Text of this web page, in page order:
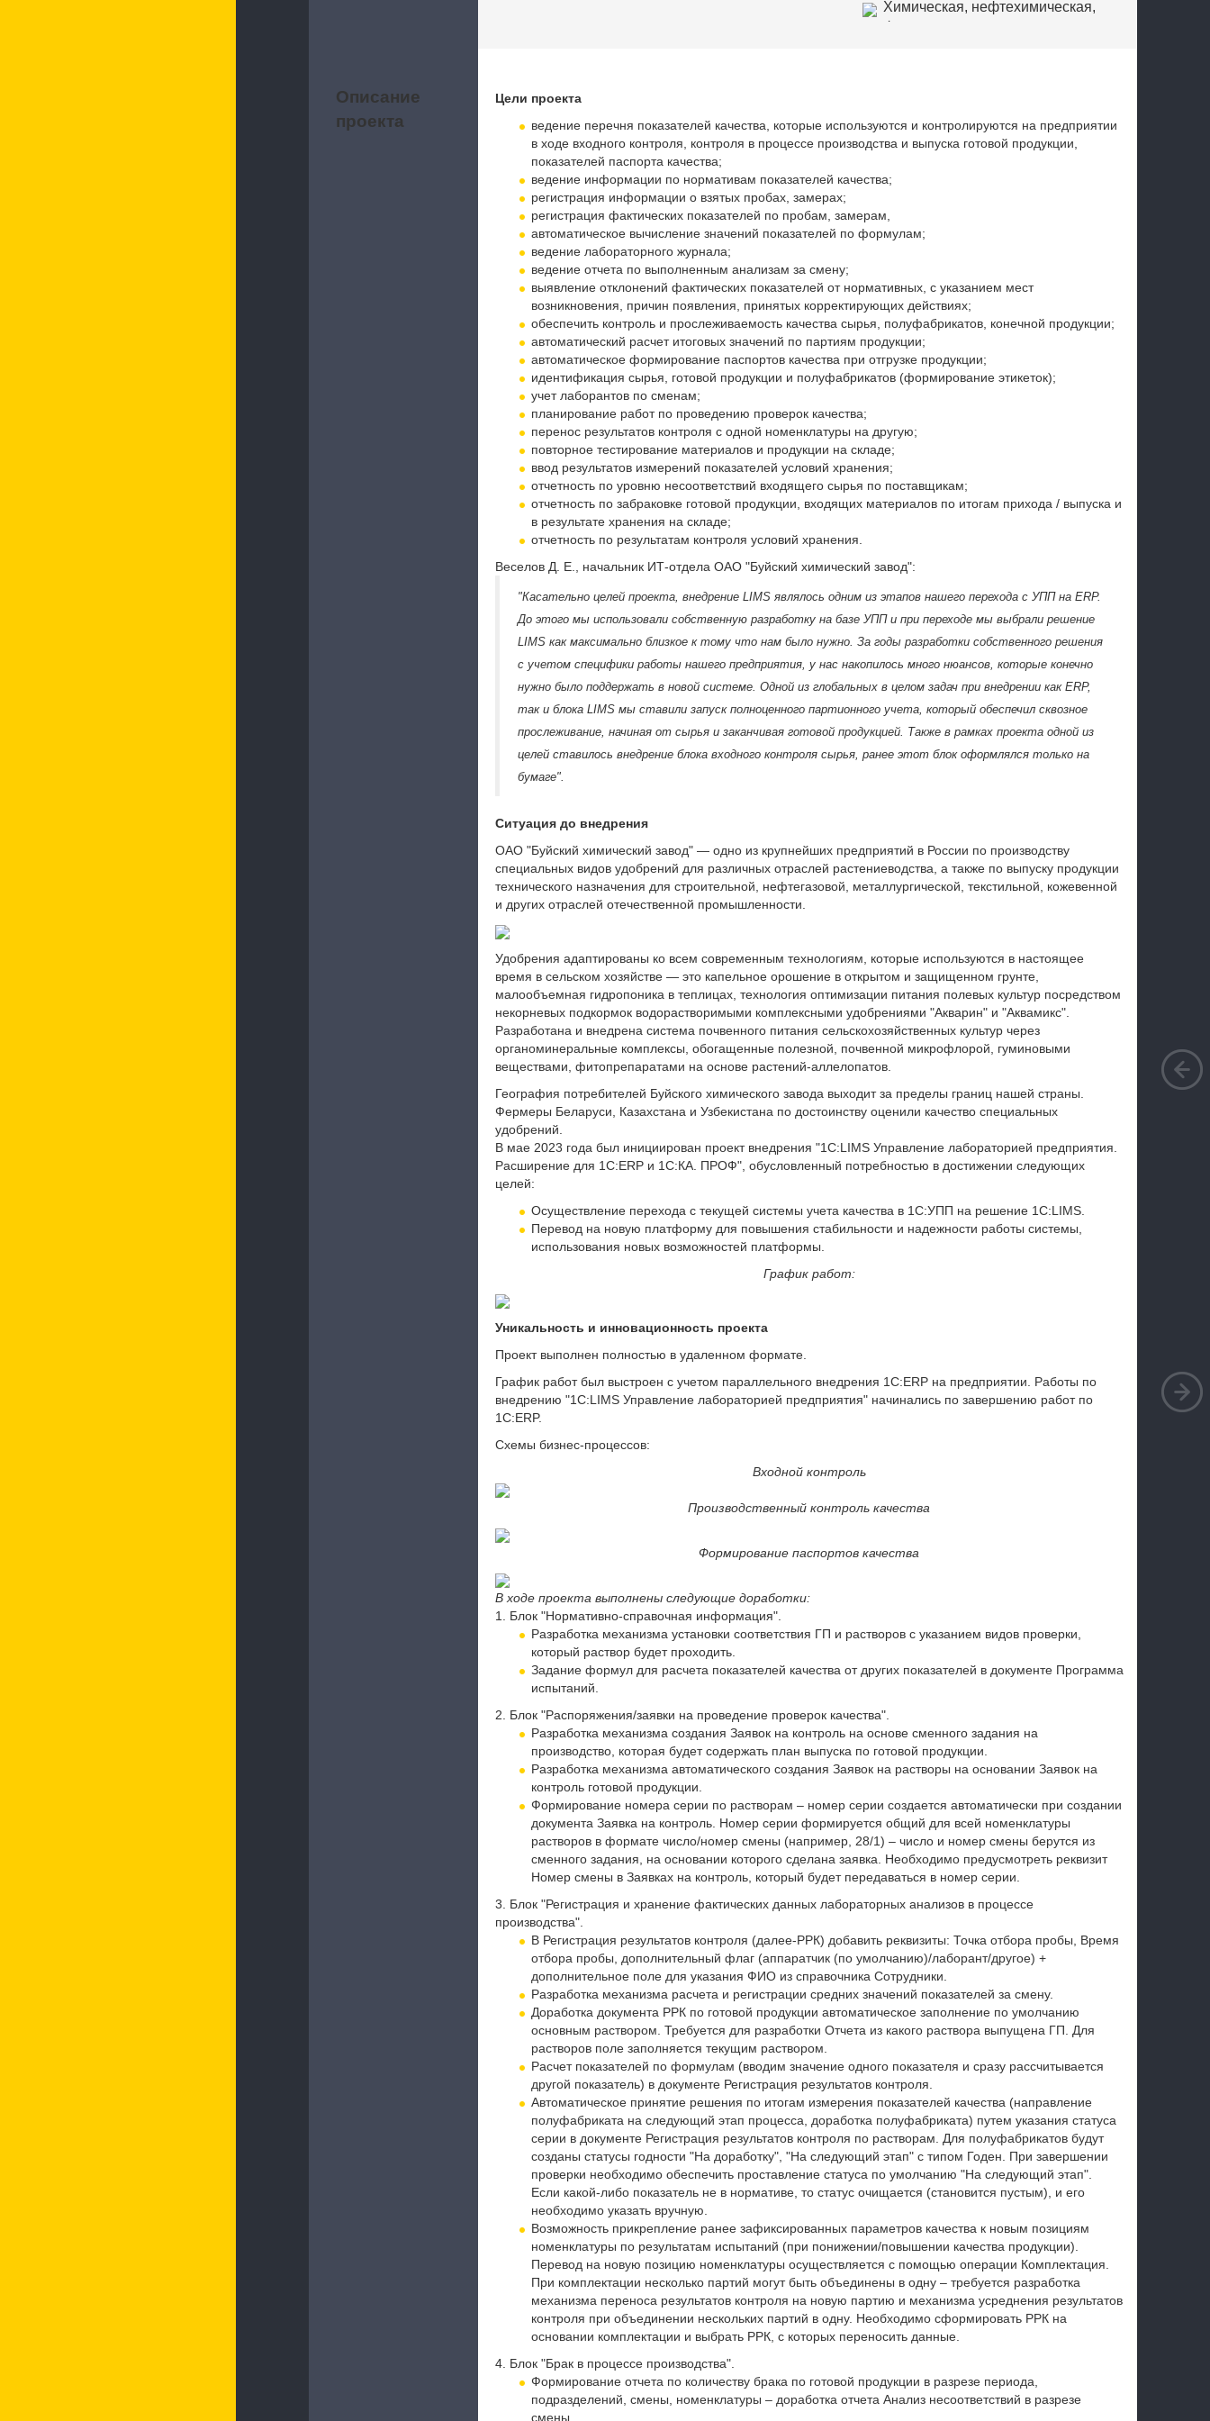
Химическая, нефтехимическая,
фармацевтическая
Описание
проекта
Цели проекта
ведение перечня показателей качества, которые используются и контролируются на предприятии
в ходе входного контроля, контроля в процессе производства и выпуска готовой продукции,
показателей паспорта качества;
ведение информации по нормативам показателей качества;
регистрация информации о взятых пробах, замерах;
регистрация фактических показателей по пробам, замерам,
автоматическое вычисление значений показателей по формулам;
ведение лабораторного журнала;
ведение отчета по выполненным анализам за смену;
выявление отклонений фактических показателей от нормативных, с указанием мест
возникновения, причин появления, принятых корректирующих действиях;
обеспечить контроль и прослеживаемость качества сырья, полуфабрикатов, конечной продукции;
автоматический расчет итоговых значений по партиям продукции;
автоматическое формирование паспортов качества при отгрузке продукции;
идентификация сырья, готовой продукции и полуфабрикатов (формирование этикеток);
учет лаборантов по сменам;
планирование работ по проведению проверок качества;
перенос результатов контроля с одной номенклатуры на другую;
повторное тестирование материалов и продукции на складе;
ввод результатов измерений показателей условий хранения;
отчетность по уровню несоответствий входящего сырья по поставщикам;
отчетность по забраковке готовой продукции, входящих материалов по итогам прихода / выпуска и
в результате хранения на складе;
отчетность по результатам контроля условий хранения.
Веселов Д. Е., начальник ИТ-отдела ОАО "Буйский химический завод":
"Касательно целей проекта, внедрение LIMS являлось одним из этапов нашего перехода с УПП на ERP.
До этого мы использовали собственную разработку на базе УПП и при переходе мы выбрали решение
LIMS как максимально близкое к тому что нам было нужно. За годы разработки собственного решения
с учетом специфики работы нашего предприятия, у нас накопилось много нюансов, которые конечно
нужно было поддержать в новой системе. Одной из глобальных в целом задач при внедрении как ERP,
так и блока LIMS мы ставили запуск полноценного партионного учета, который обеспечил сквозное
прослеживание, начиная от сырья и заканчивая готовой продукцией. Также в рамках проекта одной из
целей ставилось внедрение блока входного контроля сырья, ранее этот блок оформлялся только на
бумаге".
Ситуация до внедрения
ОАО "Буйский химический завод" — одно из крупнейших предприятий в России по производству
специальных видов удобрений для различных отраслей растениеводства, а также по выпуску продукции
технического назначения для строительной, нефтегазовой, металлургической, текстильной, кожевенной
и других отраслей отечественной промышленности.
Удобрения адаптированы ко всем современным технологиям, которые используются в настоящее
время в сельском хозяйстве — это капельное орошение в открытом и защищенном грунте,
малообъемная гидропоника в теплицах, технология оптимизации питания полевых культур посредством
некорневых подкормок водорастворимыми комплексными удобрениями "Акварин" и "Аквамикс".
Разработана и внедрена система почвенного питания сельскохозяйственных культур через
органоминеральные комплексы, обогащенные полезной, почвенной микрофлорой, гуминовыми
веществами, фитопрепаратами на основе растений-аллелопатов.
География потребителей Буйского химического завода выходит за пределы границ нашей страны.
Фермеры Беларуси, Казахстана и Узбекистана по достоинству оценили качество специальных
удобрений.
В мае 2023 года был инициирован проект внедрения "1С:LIMS Управление лабораторией предприятия.
Расширение для 1С:ERP и 1С:КА. ПРОФ", обусловленный потребностью в достижении следующих
целей:
Осуществление перехода с текущей системы учета качества в 1С:УПП на решение 1С:LIMS.
Перевод на новую платформу для повышения стабильности и надежности работы системы,
использования новых возможностей платформы.
График работ:
Уникальность и инновационность проекта
Проект выполнен полностью в удаленном формате.
График работ был выстроен с учетом параллельного внедрения 1С:ERP на предприятии. Работы по
внедрению "1С:LIMS Управление лабораторией предприятия" начинались по завершению работ по
1С:ERP.
Схемы бизнес-процессов:
Входной контроль
Производственный контроль качества
Формирование паспортов качества
В ходе проекта выполнены следующие доработки:
1. Блок "Нормативно-справочная информация".
Разработка механизма установки соответствия ГП и растворов с указанием видов проверки,
который раствор будет проходить.
Задание формул для расчета показателей качества от других показателей в документе Программа
испытаний.
2. Блок "Распоряжения/заявки на проведение проверок качества".
Разработка механизма создания Заявок на контроль на основе сменного задания на
производство, которая будет содержать план выпуска по готовой продукции.
Разработка механизма автоматического создания Заявок на растворы на основании Заявок на
контроль готовой продукции.
Формирование номера серии по растворам – номер серии создается автоматически при создании
документа Заявка на контроль. Номер серии формируется общий для всей номенклатуры
растворов в формате число/номер смены (например, 28/1) – число и номер смены берутся из
сменного задания, на основании которого сделана заявка. Необходимо предусмотреть реквизит
Номер смены в Заявках на контроль, который будет передаваться в номер серии.
3. Блок "Регистрация и хранение фактических данных лабораторных анализов в процессе
производства".
В Регистрация результатов контроля (далее-РРК) добавить реквизиты: Точка отбора пробы, Время
отбора пробы, дополнительный флаг (аппаратчик (по умолчанию)/лаборант/другое) +
дополнительное поле для указания ФИО из справочника Сотрудники.
Разработка механизма расчета и регистрации средних значений показателей за смену.
Доработка документа РРК по готовой продукции автоматическое заполнение по умолчанию
основным раствором. Требуется для разработки Отчета из какого раствора выпущена ГП. Для
растворов поле заполняется текущим раствором.
Расчет показателей по формулам (вводим значение одного показателя и сразу рассчитывается
другой показатель) в документе Регистрация результатов контроля.
Автоматическое принятие решения по итогам измерения показателей качества (направление
полуфабриката на следующий этап процесса, доработка полуфабриката) путем указания статуса
серии в документе Регистрация результатов контроля по растворам. Для полуфабрикатов будут
созданы статусы годности "На доработку", "На следующий этап" с типом Годен. При завершении
проверки необходимо обеспечить проставление статуса по умолчанию "На следующий этап".
Если какой-либо показатель не в нормативе, то статус очищается (становится пустым), и его
необходимо указать вручную.
Возможность прикрепление ранее зафиксированных параметров качества к новым позициям
номенклатуры по результатам испытаний (при понижении/повышении качества продукции).
Перевод на новую позицию номенклатуры осуществляется с помощью операции Комплектация.
При комплектации несколько партий могут быть объединены в одну – требуется разработка
механизма переноса результатов контроля на новую партию и механизма усреднения результатов
контроля при объединении нескольких партий в одну. Необходимо сформировать РРК на
основании комплектации и выбрать РРК, с которых переносить данные.
4. Блок "Брак в процессе производства".
Формирование отчета по количеству брака по готовой продукции в разрезе периода,
подразделений, смены, номенклатуры – доработка отчета Анализ несоответствий в разрезе
смены.